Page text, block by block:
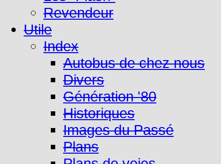
Revendeur
Utile
Index
Autobus de chez nous
Divers
Génération '80
Historiques
Images du Passé
Plans